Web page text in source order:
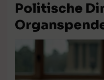
Politische